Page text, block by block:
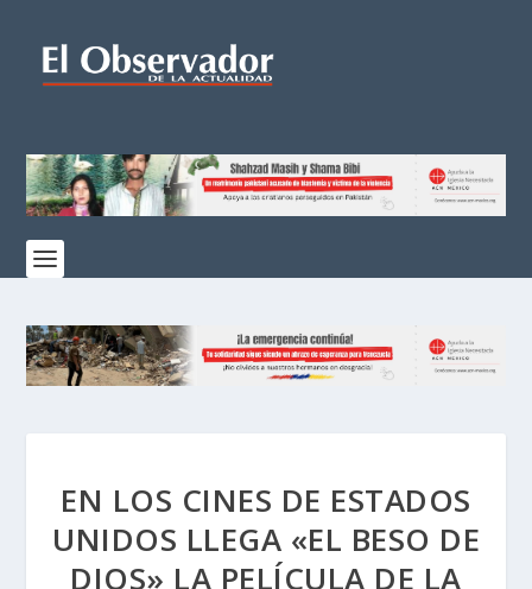
EN LOS CINES DE ESTADOS
UNIDOS LLEGA «EL BESO DE
DIOS» LA PELÍCULA DE LA